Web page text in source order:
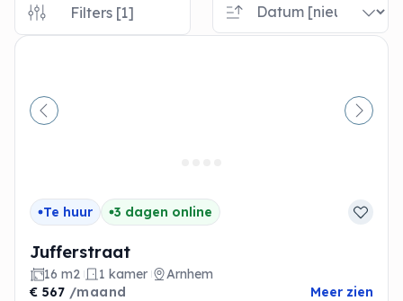
Filters [1]
Vorige
Te huur 3 dagen online
Jufferstraat
16 m2 1 kamer
Arnhem
€ 567 /maand Meer zien